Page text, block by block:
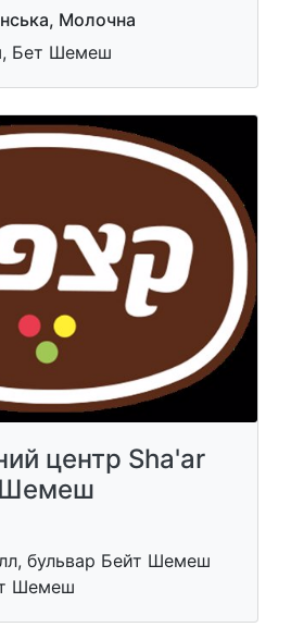
Молочна
Бет Шемеш
центр Sha'ar
Шемеш
бульвар Бейт Шемеш
Шемеш